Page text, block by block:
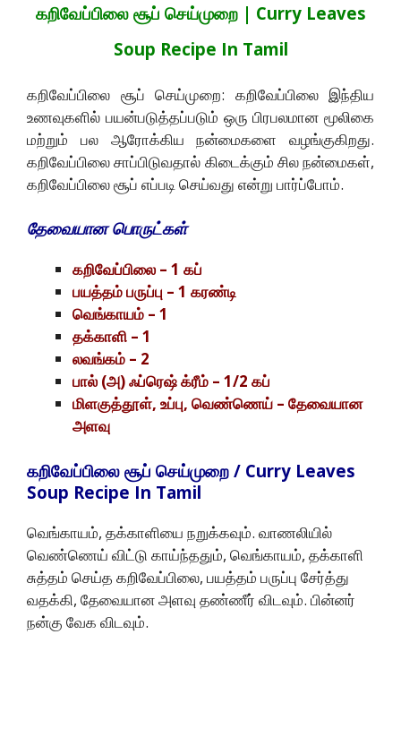
கறிவேப்பிலை சூப் செய்முறை | Curry Leaves
Soup Recipe In Tamil
கறிவேப்பிலை சூப் செய்முறை: கறிவேப்பிலை இந்திய
உணவுகளில் பயன்படுத்தப்படும் ஒரு பிரபலமான மூலிகை
மற்றும் பல ஆரோக்கிய நன்மைகளை வழங்குகிறது.
கறிவேப்பிலை சாப்பிடுவதால் கிடைக்கும் சில நன்மைகள்,
கறிவேப்பிலை சூப் எப்படி செய்வது என்று பார்ப்போம்.
தேவையான பொருட்கள்
கறிவேப்பிலை – 1 கப்
பயத்தம் பருப்பு – 1 கரண்டி
வெங்காயம் – 1
தக்காளி – 1
லவங்கம் – 2
பால் (அ) ஃப்ரெஷ் க்ரீம் – 1/2 கப்
மிளகுத்தூள், உப்பு, வெண்ணெய் – தேவையான
அளவு
கறிவேப்பிலை சூப் செய்முறை / Curry Leaves
Soup Recipe In Tamil
வெங்காயம், தக்காளியை நறுக்கவும். வாணலியில்
வெண்ணெய் விட்டு காய்ந்ததும், வெங்காயம், தக்காளி
சுத்தம் செய்த கறிவேப்பிலை, பயத்தம் பருப்பு சேர்த்து
வதக்கி, தேவையான அளவு தண்ணீர் விடவும். பின்னர்
நன்கு வேக விடவும்.